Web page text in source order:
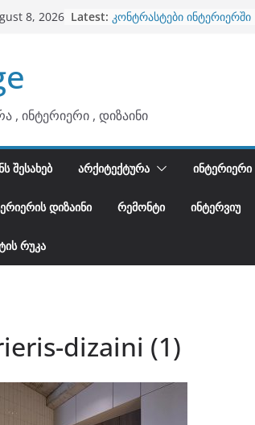
8, 2026 Latest: კონტრასტები ინტერიერში
, ინტერიერი , დიზაინი
ᲨᲔᲡᲐᲮᲔᲑ ᲐᲠᲥᲘᲢᲔᲥᲢᲣᲠᲐ ᲘᲜᲢᲔᲠᲘᲔᲠᲘ
ᲓᲘᲖᲐᲘᲜᲘ ᲠᲔᲛᲝᲜᲢᲘ ᲘᲜᲢᲔᲠᲕᲘᲣ
ᲠᲣᲙᲐ
dizaini (1)